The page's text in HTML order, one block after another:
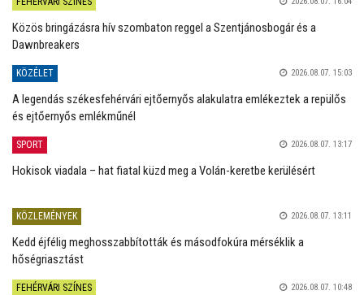
Közös bringázásra hív szombaton reggel a Szentjánosbogár és a
Dawnbreakers
KÖZÉLET 2026.08.07. 15:03
A legendás székesfehérvári ejtőernyős alakulatra emlékeztek a repülős
és ejtőernyős emlékműnél
SPORT 2026.08.07. 13:17
Hokisok viadala – hat fiatal küzd meg a Volán-keretbe kerülésért
KÖZLEMÉNYEK 2026.08.07. 13:11
Kedd éjfélig meghosszabbították és másodfokúra mérséklik a
hőségriasztást
FEHÉRVÁRI SZÍNES 2026.08.07. 10:48